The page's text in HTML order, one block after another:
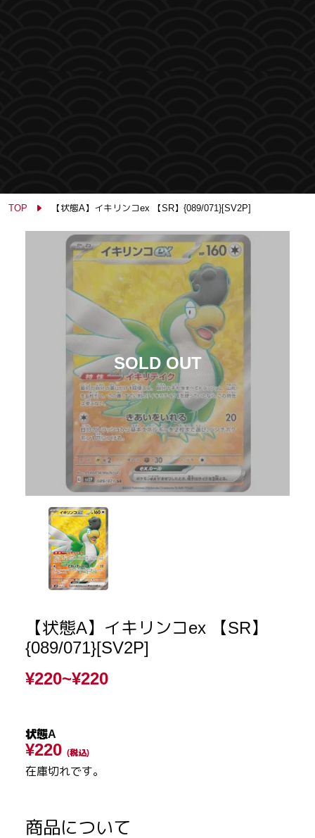
TOP 【状態A】イキリンコex 【SR】{089/071}[SV2P]
【状態A】イキリンコex 【SR】
{089/071}[SV2P]
¥220~¥220
状態A
¥220 (税込)
在庫切れです。
商品について